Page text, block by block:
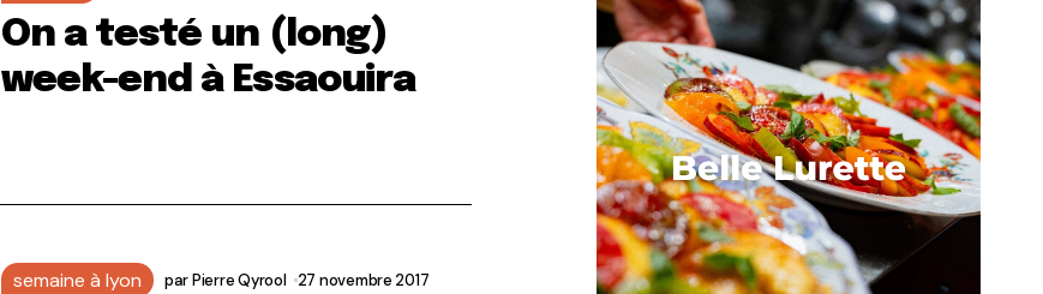
On a testé un (long)
week-end à Essaouira
semaine à lyon parPierre Qyrool 27 novembre 2017